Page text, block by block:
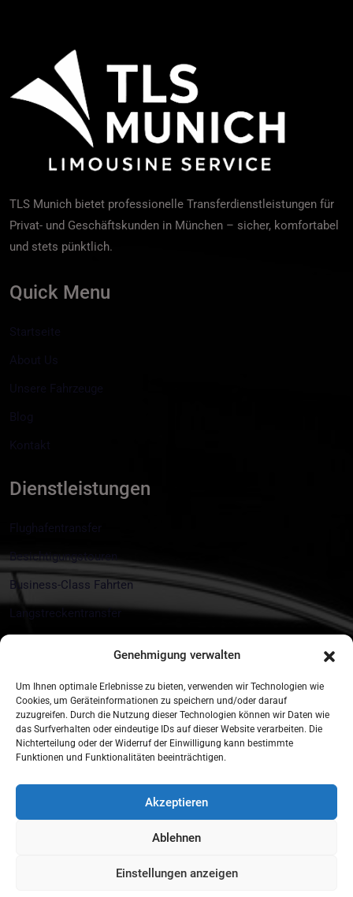
Genehmigung verwalten
Um Ihnen optimale Erlebnisse zu bieten, verwenden wir Technologien wie
Cookies, um Geräteinformationen zu speichern und/oder darauf
zuzugreifen. Durch die Nutzung dieser Technologien können wir Daten wie
das Surfverhalten oder eindeutige IDs auf dieser Website verarbeiten. Die
Nichterteilung oder der Widerruf der Einwilligung kann bestimmte
Funktionen und Funktionalitäten beeinträchtigen.
Akzeptieren
Ablehnen
Einstellungen anzeigen
TLS Munich bietet professionelle Transferdienstleistungen für
Privat- und Geschäftskunden in München – sicher, komfortabel
und stets pünktlich.
Quick Menu
Startseite
About Us
Unsere Fahrzeuge
Blog
Kontakt
Dienstleistungen
Flughafentransfer
Besichtigungstouren
Business-Class Fahrten
Langstreckentransfer
Kontakt
Münchner Str. 18 85774 Unterföhring
+49 172 890 10 44
Buchen Sie Ihre Fahrt In Nur Wenigen